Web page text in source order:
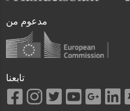
مدعوم من
تابعنا